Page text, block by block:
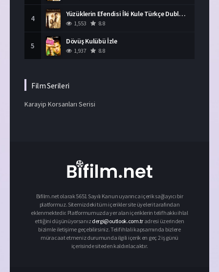
4 Yüzüklerin Efendisi İki Kule Türkçe Dublaj İzle
1,553 8.8
5 Dövüş Kulübü İzle
1,937 8.8
Film Serileri
Karayip Korsanları Serisi
Bifilm.net olarak 5651 Sayılı Kanun uyarınca içerik sağlayıcı bir
platformuz. Sitemizdeki tüm içerikler site üyeleri tarafından
eklenmektedir. Platformumuzda yer alan içeriklerin telif hakkı ihlal
ettiğini düşünüyorsanızdergi@outlook.com.tr adresi üzerinden
bizimle iletişime geçebilirsiniz. Telif ihlali kapsamında bizlere
müracaat etmeniz durumunda ilgili içerik en geç 2 iş günü
içerisinde siteden kaldırılacaktır.